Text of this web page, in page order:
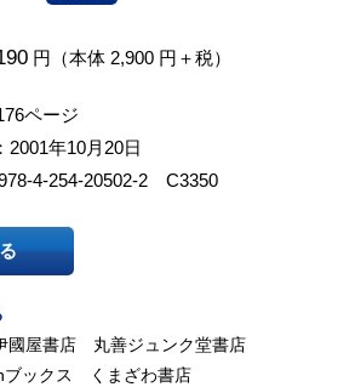
円（本体 2,900 円＋税）
ページ
2001年10月20日
4-254-20502-2 C3350
國屋書店
丸善ジュンク堂書店
ックス くまざわ書店